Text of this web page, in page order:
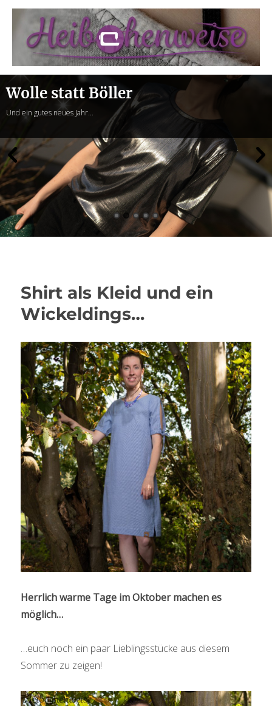
Heibchenweise
Wolle statt Böller
Und ein gutes neues Jahr…
Shirt als Kleid und ein
Wickeldings…
Herrlich warme Tage im Oktober machen es
möglich…
…euch noch ein paar Lieblingsstücke aus diesem
Sommer zu zeigen!